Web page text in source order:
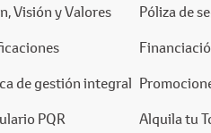
Visión y Valores
de gestión integral
PQR
Póliza de
Alquila tu